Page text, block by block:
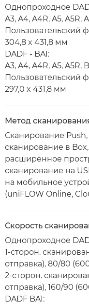
Однопроходное
A3, A4, A4R, A5, A5R,
Пользовательский
304,8 x 431,8 мм
DADF - BA1:
A3, A4, A4R, A5, A5R,
Пользовательский
297,0 x 431,8 мм
Метод
Сканирование
сканирование в
расширенное
сканирование на
на мобильное
(uniFLOW Online,
Скорость
Однопроходное
1-сторон.
отправка), 80/80
2-сторон.
отправка), 160/90
DADF BA1: